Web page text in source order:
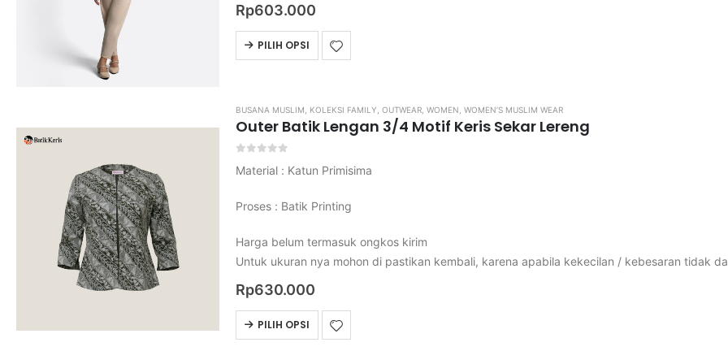
Harga belum termasuk ongkos kirim
Untuk ukuran nya mohon di pastikan kembali, karena apabila kekecilan / kebesaran tidak…
Rp603.000
PILIH OPSI
BUSANA MUSLIM KOLEKSI FAMILY OUTWEAR WOMEN WOMEN’S MUSLIM WEAR
Outer Batik Lengan 3/4 Motif Keris Sekar Lereng
Material : Katun Primisima
Proses : Batik Printing
Harga belum termasuk ongkos kirim
Untuk ukuran nya mohon di pastikan kembali, karena apabila kekecilan / kebesaran tidak
Tanpa video unboxing…
Rp630.000
PILIH OPSI